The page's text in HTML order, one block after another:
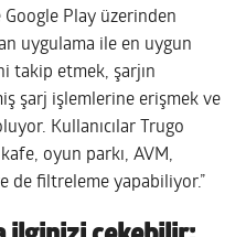
Play üzerinden
uygulama ile en uygun
takip etmek, şarjın
şarj işlemlerine erişmek ve
Kullanıcılar Trugo
oyun parkı, AVM,
de filtreleme yapabiliyor.”